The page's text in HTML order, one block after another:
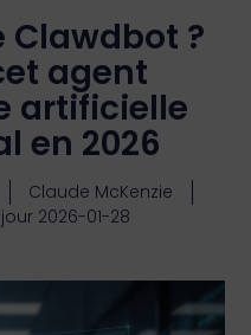
Clawdbot ?
agent
artificielle
en 2026
Claude McKenzie
2026-01-28